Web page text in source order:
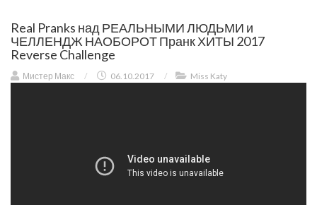
Real Pranks над РЕАЛЬНЫМИ ЛЮДЬМИ и
ЧЕЛЛЕНДЖ НАОБОРОТ Пранк ХИТЫ 2017
Reverse Challenge
Мистер Макс / 06.10.2017 / Miss Katy